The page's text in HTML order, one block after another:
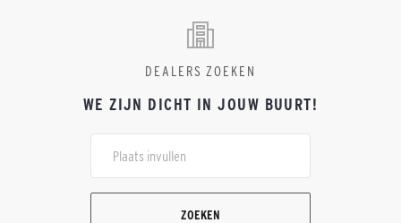
DEALERS ZOEKEN
WE ZIJN DICHT IN JOUW BUURT!
ZOEKEN